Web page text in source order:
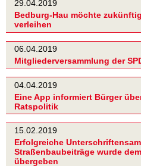
29.04.2019
Bedburg-Hau möchte
verleihen
06.04.2019
Mitgliederversammlung der
04.04.2019
Eine App informiert Bürger
Ratspolitik
15.02.2019
Erfolgreiche
Straßenbaubeiträge wurde
übergeben